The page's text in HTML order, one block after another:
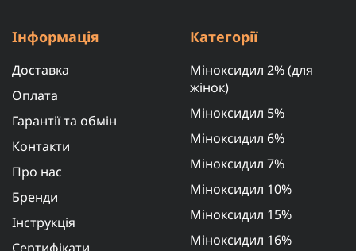
Інформація
Доставка
Оплата
Гарантії та обмін
Контакти
Про нас
Бренди
Інструкція
Категорії
Міноксидил 2% (для
жінок)
Міноксидил 5%
Міноксидил 6%
Міноксидил 7%
Міноксидил 10%
Міноксидил 15%
Міноксидил 16%